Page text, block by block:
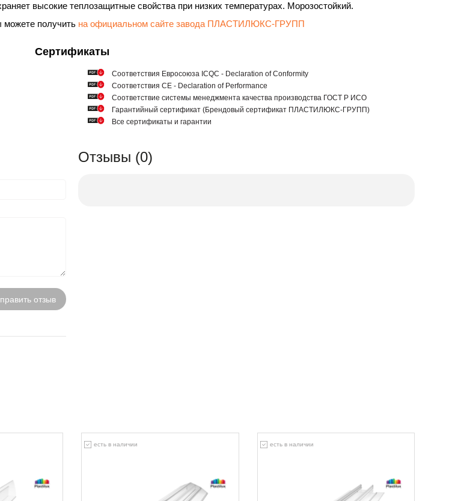
высокие теплозащитные свойства при низких температурах. Морозостойкий.
можете получить на официальном сайте завода ПЛАСТИЛЮКС-ГРУПП
Сертификаты
Соответствия Евросоюза ICQC - Declaration of Conformity
Соответствия СЕ - Declaration of Performance
Соответствие системы менеджмента качества производства ГОСТ Р ИСО
Гарантийный сертификат (Брендовый сертификат ПЛАСТИЛЮКС-ГРУПП)
Все сертификаты и гарантии
отзыв
Отзывы (0)
есть в наличии есть в наличии